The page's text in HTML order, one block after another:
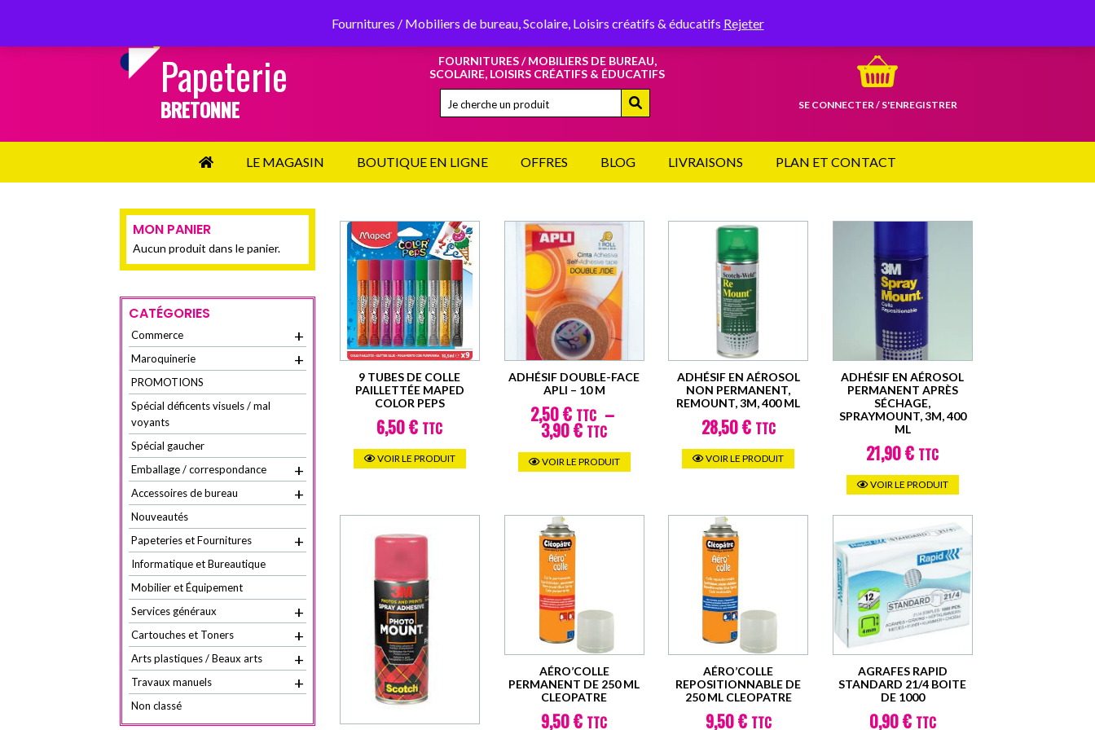
Papeterie
BRETONNE
FOURNITURES / MOBILIERS DE BUREAU,
SCOLAIRE, LOISIRS CRÉATIFS & ÉDUCATIFS
SE CONNECTER / S'ENREGISTRER
LE MAGASIN BOUTIQUE EN LIGNE OFFRES BLOG LIVRAISONS PLAN ET CONTACT
9 TUBES DE COLLE
PAILLETTÉE MAPED
COLOR PEPS
6,50€ TTC
VOIR LE PRODUIT
ADHÉSIF DOUBLE-FACE
APLI – 10 M
2,50€ TTC –
3,90€ TTCPlage
prix :
2,50 €
à
VOIR LE PRODUIT
Ce
produit
plusieurs
sur
ADHÉSIF EN AÉROSOL
NON PERMANENT,
REMOUNT, 3M, 400 ML
28,50€ TTC
VOIR LE PRODUIT
ADHÉSIF EN AÉROSOL
PERMANENT APRÈS
SÉCHAGE,
SPRAYMOUNT, 3M, 400
ML
21,90€ TTC
VOIR LE PRODUIT
AÉRO’COLLE
PERMANENT DE 250 ML
CLEOPATRE
9,50€ TTC
AÉRO’COLLE
REPOSITIONNABLE DE
250 ML CLEOPATRE
9,50€ TTC
AGRAFES RAPID
STANDARD 21/4 BOITE
DE 1000
0,90€ TTC
MON PANIER
Aucun produit dans le panier.
CATÉGORIES
+
Commerce
+
Maroquinerie
PROMOTIONS
Spécial déficents visuels / mal
voyants
Spécial gaucher
+
Emballage / correspondance
+
Accessoires de bureau
Nouveautés
+
Papeteries et Fournitures
Informatique et Bureautique
Mobilier et Équipement
+
Services généraux
+
Cartouches et Toners
+
Arts plastiques / Beaux arts
+
Travaux manuels
Non classé
Fournitures / Mobiliers de bureau, Scolaire, Loisirs créatifs & éducatifs Rejeter